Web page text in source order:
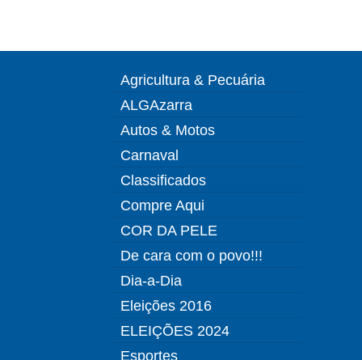
Agricultura & Pecuária
ALGAzarra
Autos & Motos
Carnaval
Classificados
Compre Aqui
COR DA PELE
De cara com o povo!!!
Dia-a-Dia
Eleições 2016
ELEIÇÕES 2024
Esportes